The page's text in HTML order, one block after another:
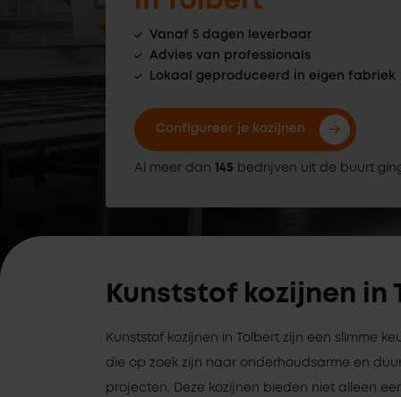
Vanaf 5 dagen leverbaar
Advies van professionals
Lokaal geproduceerd in eigen fabriek
Configureer je kozijnen
Al meer dan 145 bedrijven uit de buurt
Kunststof kozijnen in
Kunststof kozijnen in Tolbert zijn een slimme
die op zoek zijn naar onderhoudsarme en
projecten. Deze kozijnen bieden niet alleen